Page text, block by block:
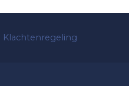
Klachtenregeling